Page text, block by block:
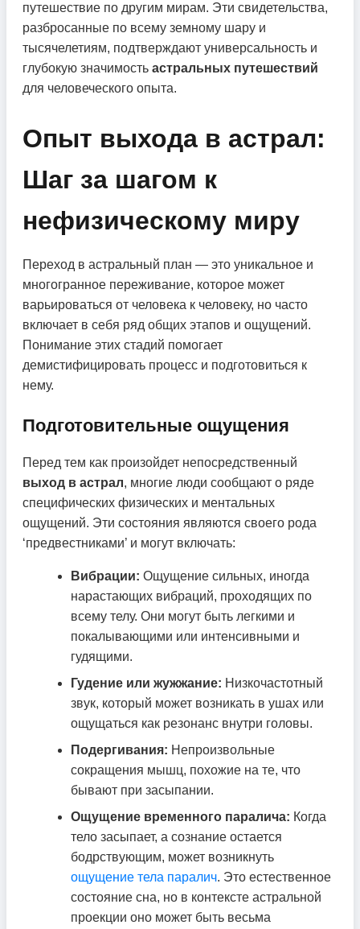
путешествие по другим мирам. Эти свидетельства,
разбросанные по всему земному шару и
тысячелетиям, подтверждают универсальность и
глубокую значимость астральных путешествий
для человеческого опыта.
Опыт выхода в астрал:
Шаг за шагом к
нефизическому миру
Переход в астральный план — это уникальное и
многогранное переживание, которое может
варьироваться от человека к человеку, но часто
включает в себя ряд общих этапов и ощущений.
Понимание этих стадий помогает
демистифицировать процесс и подготовиться к
нему.
Подготовительные ощущения
Перед тем как произойдет непосредственный
выход в астрал, многие люди сообщают о ряде
специфических физических и ментальных
ощущений. Эти состояния являются своего рода
‘предвестниками’ и могут включать:
Вибрации: Ощущение сильных, иногда
нарастающих вибраций, проходящих по
всему телу. Они могут быть легкими и
покалывающими или интенсивными и
гудящими.
Гудение или жужжание: Низкочастотный
звук, который может возникать в ушах или
ощущаться как резонанс внутри головы.
Подергивания: Непроизвольные
сокращения мышц, похожие на те, что
бывают при засыпании.
Ощущение временного паралича: Когда
тело засыпает, а сознание остается
бодрствующим, может возникнуть
ощущение тела паралич. Это естественное
состояние сна, но в контексте астральной
проекции оно может быть весьма